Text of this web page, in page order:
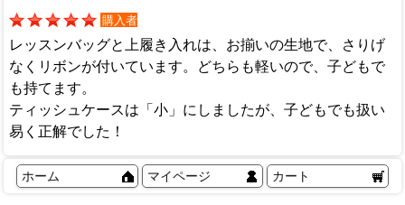
購入者
レッスンバッグと上履き入れは、お揃いの生地で、さりげ
なくリボンが付いています。どちらも軽いので、子どもで
も持てます。
ティッシュケースは「小」にしましたが、子どもでも扱い
易く正解でした！
ホーム マイページ カート